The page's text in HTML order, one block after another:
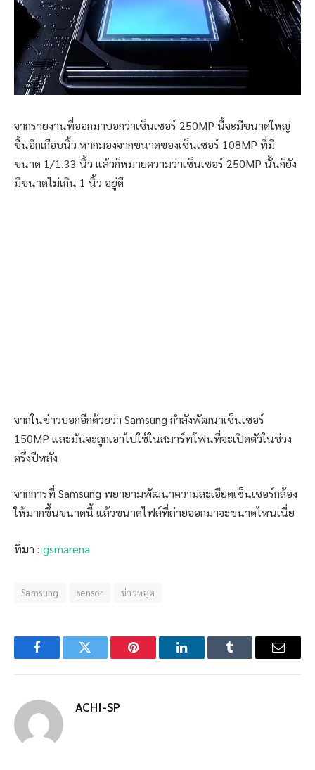
จากรายงานที่ออกมาบอกว่าเซ็นเซอร์ 250MP นี้จะมีขนาดใหญ่
ขึ้นอีกเกือบนิ้ว หากมองจากขนาดของเซ็นเซอร์ 108MP ที่มี
ขนาด 1/1.33 นิ้ว แล้วก็หมายความว่าเซ็นเซอร์ 250MP นั้นก็ยัง
มีขนาดไม่เกิน 1 นิ้ว อยู่ดี
จากในข่าวบอกอีกด้วยว่า Samsung กำลังพัฒนาเซ็นเซอร์
150MP และมันจะถูกเอาไปใช้ในสมาร์ทโฟนที่จะเปิดตัวในช่วง
ครึ่งปีหลัง
จากการที่ Samsung พยายามพัฒนาความละเอียดเซ็นเซอร์กล้อง
ให้มากขึ้นขนาดนี้ แล้วขนาดไฟล์ที่ถ่ายออกมาจะขนาดไหนเนี่ย
ที่มา : gsmarena
Samsung sensor ข่าวหลุด
FacebookTwitter Pinterest LinkedInTumblr Email
ACHI-SP